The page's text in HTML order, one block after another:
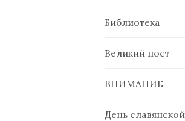
Библиотека
Великий пост
ВНИМАНИЕ
День